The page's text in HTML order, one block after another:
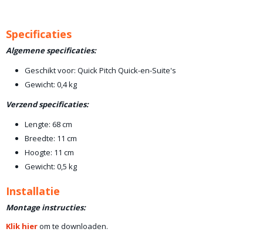
Specificaties
Algemene specificaties:
Geschikt voor: Quick Pitch Quick-en-Suite's
Gewicht: 0,4 kg
Verzend specificaties:
Lengte: 68 cm
Breedte: 11 cm
Hoogte: 11 cm
Gewicht: 0,5 kg
Installatie
Montage instructies:
Klik hierom te downloaden.